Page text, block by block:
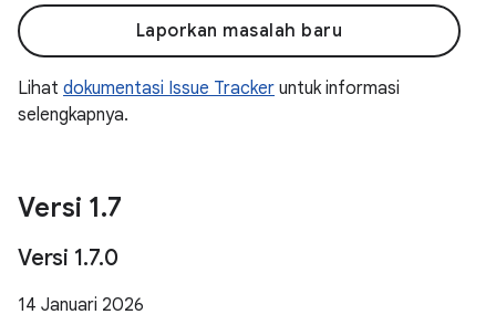
Laporkan masalah baru
Lihat dokumentasi Issue Tracker untuk informasi
selengkapnya.
Versi 1.7
Versi 1.7.0
14 Januari 2026